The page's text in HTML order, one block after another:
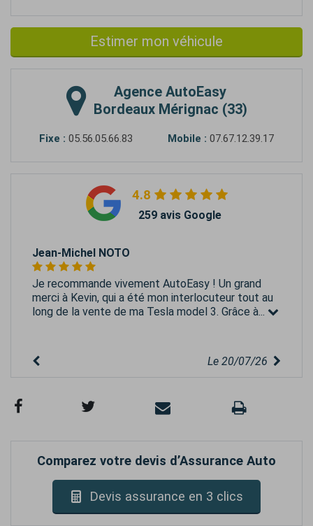
Estimer mon véhicule
Agence AutoEasy
Bordeaux Mérignac (33)
Fixe : 05.56.05.66.83 Mobile : 07.67.12.39.17
4.8
259 avis Google
Jean-Michel NOTO
Je recommande vivement AutoEasy ! Un grand
merci à Kevin, qui a été mon interlocuteur tout au
long de la vente de ma Tesla model 3. Grâce à...
Le 20/07/26
Comparez votre devis d’Assurance Auto
Devis assurance en 3 clics